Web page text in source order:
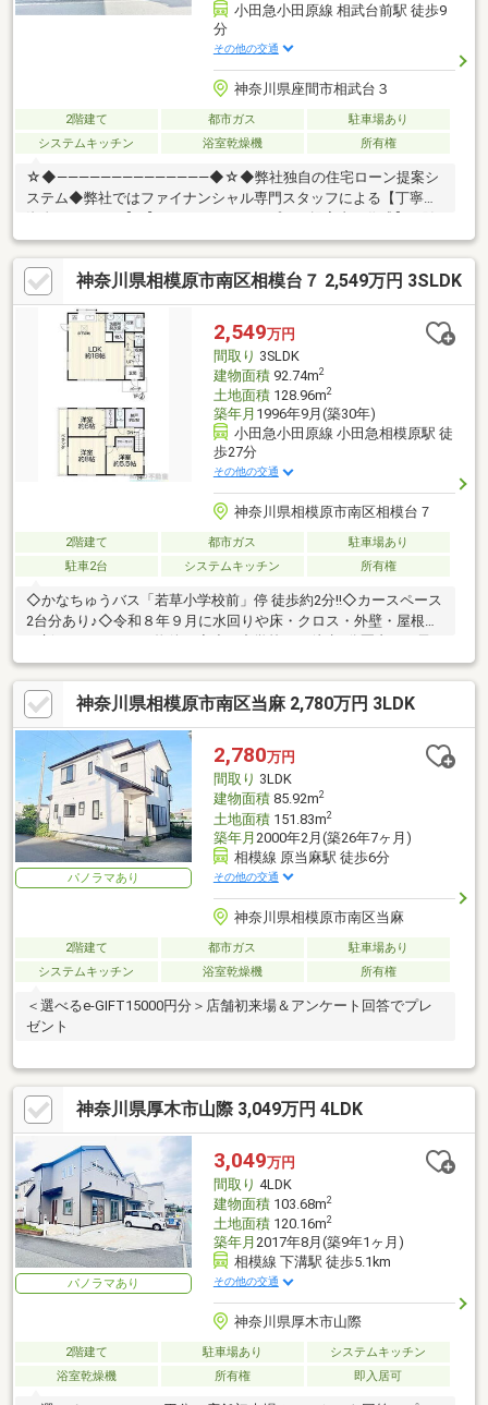
小田急小田原線 相武台前駅 徒歩9
分
その他の交通
神奈川県座間市相武台３
2階建て 都市ガス
駐車場あり
システムキッチン
浴室乾燥機 所有権
☆◆――――――――――――――◆☆◆弊社独自の住宅ローン提案シ
ステム◆弊社ではファイナンシャル専門スタッフによる【丁寧な
時行っております。意外に知らないお客様が多い【定年時の住宅
ローン残高】【住宅購入者だけが加入できる無料の生命保険】
【１３年間もらえる、国からの特別ボーナス】これから多くなる
【教育費】住宅を買った後から始まる【住宅ローン返済】６５歳
以上から必要になる【老後の費用負担】住宅探しの【このタイミ
ング】で不安な部分を明確にしていきませんか？？
☆◆――――――――――――――◆☆
神奈川県相模原市南区相模台７ 2,549万円 3SLDK
2,549万円
間取り 3SLDK
建物面積92.74m2
土地面積128.96m2
築年月 1996年9月(築30年)
小田急小田原線 小田急相模原駅 徒
歩27分
その他の交通
神奈川県相模原市南区相模台７
2階建て 都市ガス
駐車場あり
駐車2台
システムキッチン 所有権
◇かなちゅうバス「若草小学校前」停 徒歩約2分!!◇カースペース
2台分あり♪◇令和８年９月に水回りや床・クロス・外壁・屋根を
様の通学もらくらく♪◇使い方自由のサービスルーム付です♪-------
-------------地元密着のKATO不動産 町田駅前店太陽光発電やリフォ
ーム、売却のご相談も無料で承ります。◇小田急小田原線「町
田」駅北口徒歩１分◇ご内見希望・物件の詳細等はコチラまで
TEL 0120-613-121
神奈川県相模原市南区当麻 2,780万円 3LDK
パノラマあり
2,780万円
間取り 3LDK
建物面積85.92m2
土地面積151.83m2
築年月 2000年2月(築26年7ヶ月)
相模線 原当麻駅 徒歩6分
その他の交通
神奈川県相模原市南区当麻
2階建て 都市ガス
駐車場あり
システムキッチン
浴室乾燥機 所有権
＜選べるe-GIFT15000円分＞店舗初来場＆アンケート回答でプレ
ゼント
神奈川県厚木市山際 3,049万円 4LDK
パノラマあり
3,049万円
間取り 4LDK
建物面積103.68m2
土地面積120.16m2
築年月 2017年8月(築9年1ヶ月)
相模線 下溝駅 徒歩5.1km
その他の交通
神奈川県厚木市山際
2階建て 駐車場あり
システムキッチン
浴室乾燥機
所有権 即入居可